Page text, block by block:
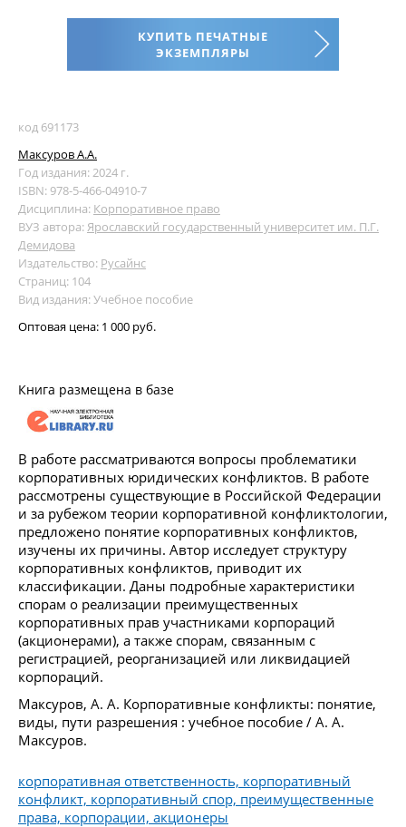
КУПИТЬ ПЕЧАТНЫЕ
ЭКЗЕМПЛЯРЫ
код 691173
Максуров А.А.
Год издания: 2024 г.
ISBN: 978-5-466-04910-7
Дисциплина: Корпоративное право
ВУЗ автора: Ярославский государственный университет им. П.Г.
Демидова
Издательство: Русайнс
Страниц: 104
Вид издания: Учебное пособие
Оптовая цена: 1 000 руб.
Книга размещена в базе
В работе рассматриваются вопросы проблематики
корпоративных юридических конфликтов. В работе
рассмотрены существующие в Российской Федерации
и за рубежом теории корпоративной конфликтологии,
предложено понятие корпоративных конфликтов,
изучены их причины. Автор исследует структуру
корпоративных конфликтов, приводит их
классификации. Даны подробные характеристики
спорам о реализации преимущественных
корпоративных прав участниками корпораций
(акционерами), а также спорам, связанным с
регистрацией, реорганизацией или ликвидацией
корпораций.
Максуров, А. А. Корпоративные конфликты: понятие,
виды, пути разрешения : учебное пособие / А. А.
Максуров.
корпоративная ответственность, корпоративный
конфликт, корпоративный спор, преимущественные
права, корпорации, акционеры